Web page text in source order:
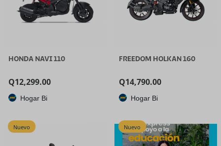
HONDA NAVI 110
Q12,299.00
Hogar Bi
FREEDOM HOLKAN 160
Q14,790.00
Hogar Bi
Nuevo Nuevo